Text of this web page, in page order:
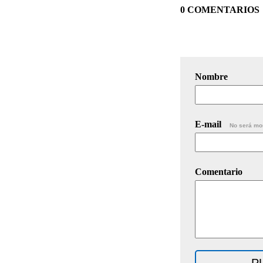
0 COMENTARIOS
Nombre
E-mail No será
Comentario